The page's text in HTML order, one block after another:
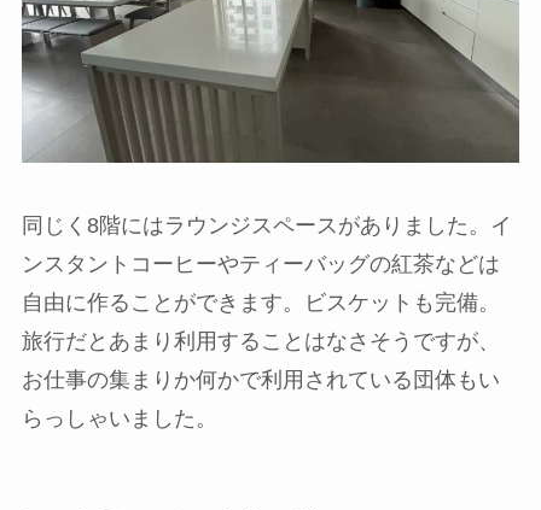
同じく8階にはラウンジスペースがありました。イ
ンスタントコーヒーやティーバッグの紅茶などは
自由に作ることができます。ビスケットも完備。
旅行だとあまり利用することはなさそうですが、
お仕事の集まりか何かで利用されている団体もい
らっしゃいました。